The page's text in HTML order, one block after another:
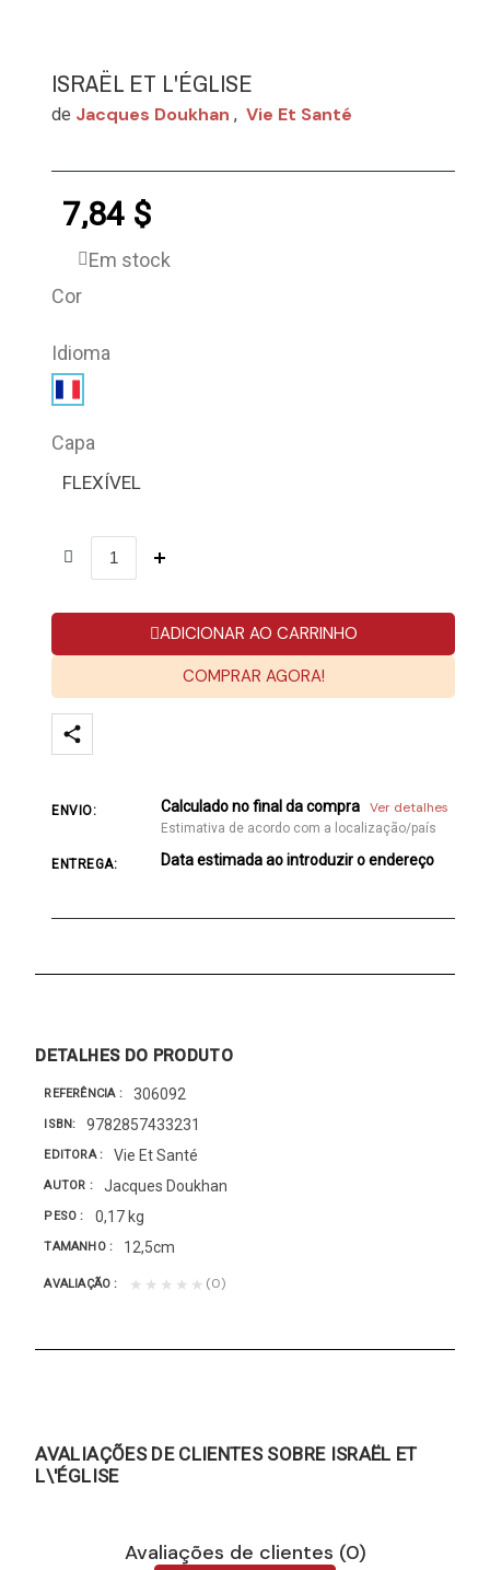
ISRAËL ET L'ÉGLISE
de Jacques Doukhan , Vie Et Santé
7,84 $
Em stock
Cor
Idioma
Capa
FLEXÍVEL
ADICIONAR AO CARRINHO
COMPRAR AGORA!
ENVIO: Calculado no final da compra Ver detalhes
Estimativa de acordo com a localização/país
ENTREGA: Data estimada ao introduzir o endereço
DETALHES DO PRODUTO
REFERÊNCIA 306092
ISBN 9782857433231
EDITORA Vie Et Santé
AUTOR Jacques Doukhan
PESO 0,17 kg
TAMANHO 12,5cm
AVALIAÇÃO ★★★★★ (0)
AVALIAÇÕES DE CLIENTES SOBRE ISRAËL ET
L\'ÉGLISE
Avaliações de clientes (0)